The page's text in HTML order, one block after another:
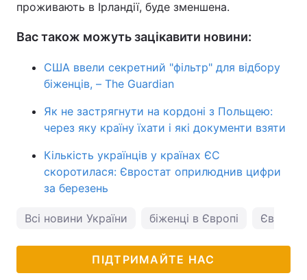
проживають в Ірландії, буде зменшена.
Вас також можуть зацікавити новини:
США ввели секретний "фільтр" для відбору
біженців, – The Guardian
Як не застрягнути на кордоні з Польщею:
через яку країну їхати і які документи взяти
Кількість українців у країнах ЄС
скоротилася: Євростат оприлюднив цифри
за березень
Всі новини України біженці в Європі
ПІДТРИМАЙТЕ НАС